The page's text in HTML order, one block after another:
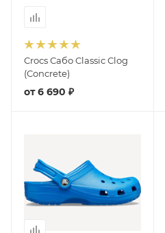
Crocs Сабо Classic Clog
(Concrete)
от6 690 ₽